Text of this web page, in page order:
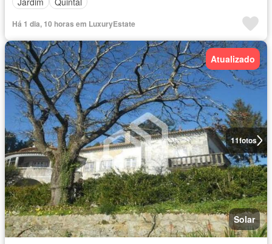
Há 1 dia, 10 horas em LuxuryEstate
11fotos
Atualizado
Solar